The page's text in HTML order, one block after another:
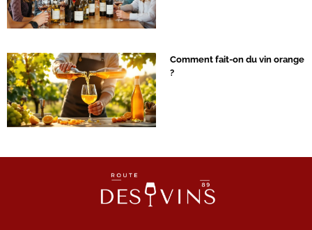
Comment fait-on du vin orange
?